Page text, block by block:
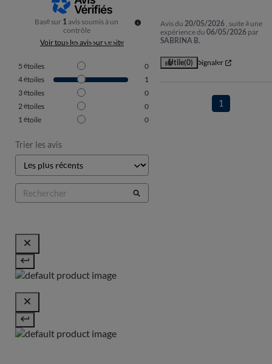
Basé sur 1avis soumis à un
contrôle
Voir tous les avis sur ce site
5 étoiles
0
4étoiles
1
3étoiles
0
2étoiles
0
1étoile 0
Trier les avis
Avis du20/05/2026 , suite à une
expérience du06/05/2026 par
SABRINA B.
Utile(0) Signaler
1